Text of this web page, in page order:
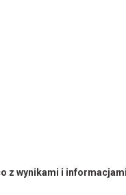
z wynikami i